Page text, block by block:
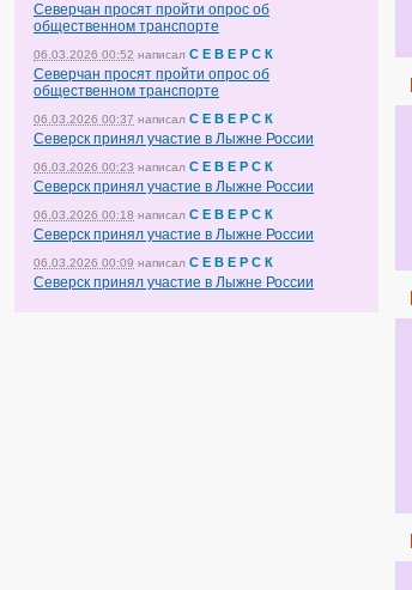
Северчан просят пройти опрос об
общественном транспорте
06.03.2026 00:52 написал С Е В Е Р С К
Северчан просят пройти опрос об
общественном транспорте
06.03.2026 00:37 написал С Е В Е Р С К
Северск принял участие в Лыжне России
06.03.2026 00:23 написал С Е В Е Р С К
Северск принял участие в Лыжне России
06.03.2026 00:18 написал С Е В Е Р С К
Северск принял участие в Лыжне России
06.03.2026 00:09 написал С Е В Е Р С К
Северск принял участие в Лыжне России